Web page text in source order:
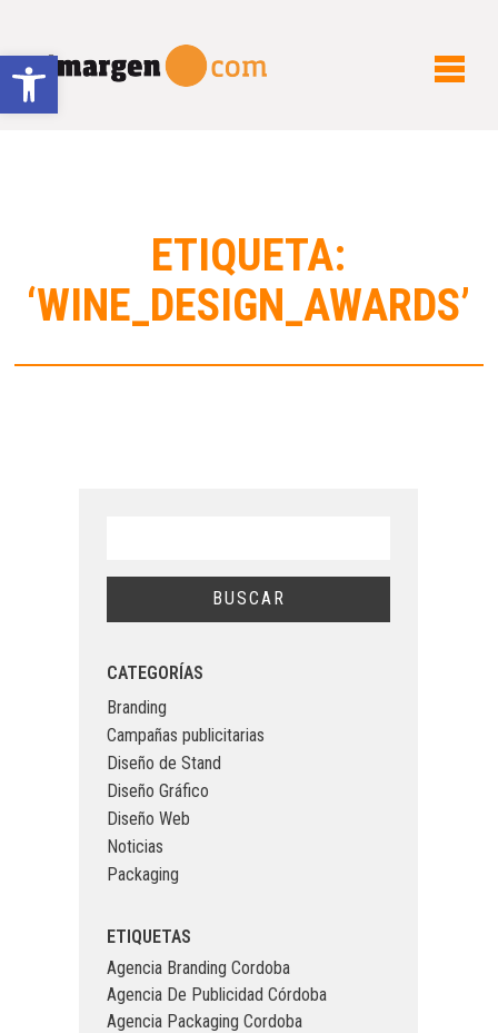
Abrir barra de herramientas
ETIQUETA:
‘WINE_DESIGN_AWARDS’
CATEGORÍAS
Branding
Campañas publicitarias
Diseño de Stand
Diseño Gráfico
Diseño Web
Noticias
Packaging
ETIQUETAS
Agencia Branding Cordoba
Agencia De Publicidad Córdoba
Agencia Packaging Cordoba